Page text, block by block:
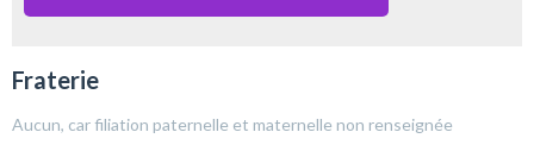
Fraterie
Aucun, car filiation paternelle et maternelle non renseignée